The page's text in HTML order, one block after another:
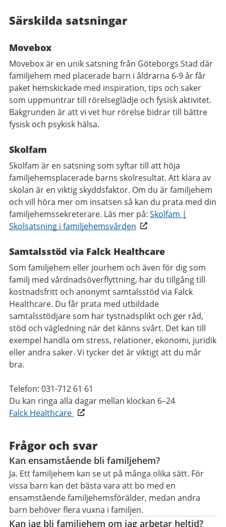
Särskilda satsningar
Movebox
Movebox är en unik satsning från Göteborgs Stad där
familjehem med placerade barn i åldrarna 6-9 år får
paket hemskickade med inspiration, tips och saker
som uppmuntrar till rörelseglädje och fysisk aktivitet.
Bakgrunden är att vi vet hur rörelse bidrar till bättre
fysisk och psykisk hälsa.
Skolfam
Skolfam är en satsning som syftar till att höja
familjehemsplacerade barns skolresultat. Att klara av
skolan är en viktig skyddsfaktor. Om du är familjehem
och vill höra mer om insatsen så kan du prata med din
familjehemssekreterare. Läs mer på: Skolfam |
Skolsatsning i familjehemsvården
Samtalsstöd via Falck Healthcare
Som familjehem eller jourhem och även för dig som
familj med vårdnadsöverflyttning, har du tillgång till
kostnadsfritt och anonymt samtalsstöd via Falck
Healthcare. Du får prata med utbildade
samtalsstödjare som har tystnadsplikt och ger råd,
stöd och vägledning när det känns svårt. Det kan till
exempel handla om stress, relationer, ekonomi, juridik
eller andra saker. Vi tycker det är viktigt att du mår
bra.
Telefon: 031-712 61 61
Du kan ringa alla dagar mellan klockan 6–24
Falck Healthcare
Frågor och svar
Kan ensamstående bli familjehem?
Ja. Ett familjehem kan se ut på många olika sätt. För
vissa barn kan det bästa vara att bo med en
ensamstående familjehemsförälder, medan andra
barn behöver flera vuxna i familjen.
Kan jag bli familjehem om jag arbetar heltid?